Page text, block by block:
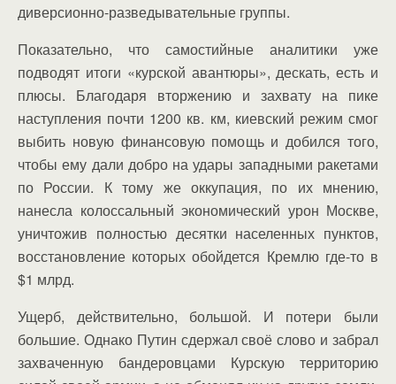
диверсионно-разведывательные группы.
Показательно, что самостийные аналитики уже
подводят итоги «курской авантюры», дескать, есть и
плюсы. Благодаря вторжению и захвату на пике
наступления почти 1200 кв. км, киевский режим смог
выбить новую финансовую помощь и добился того,
чтобы ему дали добро на удары западными ракетами
по России. К тому же оккупация, по их мнению,
нанесла колоссальный экономический урон Москве,
уничтожив полностью десятки населенных пунктов,
восстановление которых обойдется Кремлю где-то в
$1 млрд.
Ущерб, действительно, большой. И потери были
большие. Однако Путин сдержал своё слово и забрал
захваченную бандеровцами Курскую территорию